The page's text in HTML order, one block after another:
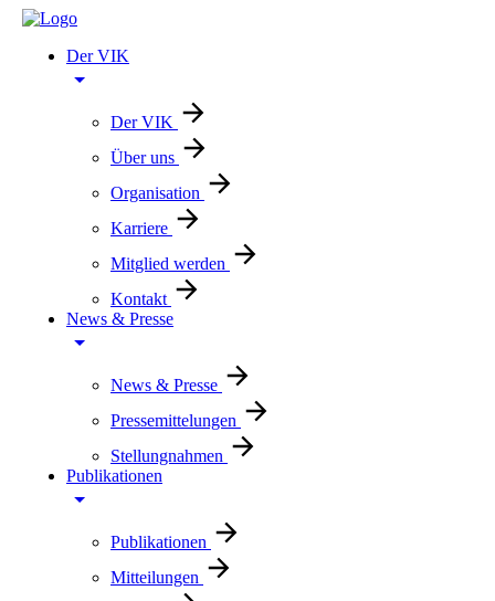
Der VIK
Der VIK
Über uns
Organisation
Karriere
Mitglied werden
Kontakt
News & Presse
News & Presse
Pressemittelungen
Stellungnahmen
Publikationen
Publikationen
Mitteilungen